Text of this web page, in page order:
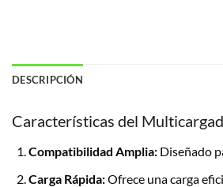
DESCRIPCIÓN
Características del
Compatibilidad Amplia:Diseñado
Carga Rápida:Ofrece una carga